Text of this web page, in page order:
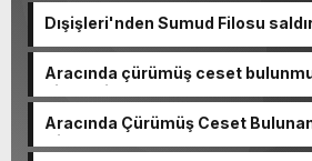
Dışişleri'nden Sumud Filosu
Aracında çürümüş ceset
cinayetin detayları ortaya çıktı
Aracında Çürümüş Ceset
Cinayetle Yargılanıyor